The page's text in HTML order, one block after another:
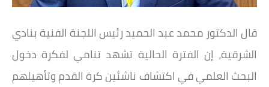
قال الدكتور محمد عبد الحميد رئيس اللجنة الفنية بنادي
الشرقية، إن الفترة الحالية تشهد تنامي لفكرة دخول
البحث العلمي في اكتشاف ناشئين كرة القدم وتأهيلهم